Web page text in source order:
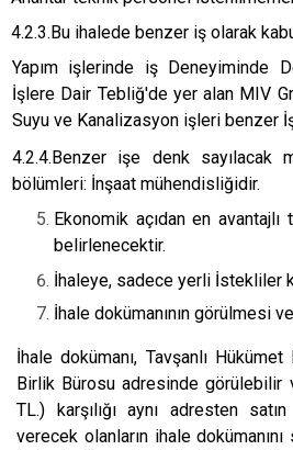
4.2.3.Bu ihalede benzer iş olarak
Yapım işlerinde iş Deneyiminde
İşlere Dair Tebliğ'de yer alan MIV
Suyu ve Kanalizasyon işleri benzer
4.2.4.Benzer işe denk sayılacak
bölümleri: İnşaat mühendisliğidir.
Ekonomik açıdan en
belirlenecektir.
İhaleye, sadece yerli İstekliler
İhale dokümanının görülmesi
İhale dokümanı, Tavşanlı Hükümet
Birlik Bürosu adresinde görülebilir
TL.) karşılığı aynı adresten
verecek olanların ihale dokümanını